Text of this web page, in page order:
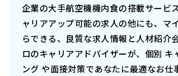
企業の大手航空機機内食の搭載サービ
ャリアアップ可能の求人の他にも、マ
らできる、良質な求人情報と人材紹介
ロのキャリアアドバイザーが、個別 キ
ング や面接対策であなたに最適なお仕